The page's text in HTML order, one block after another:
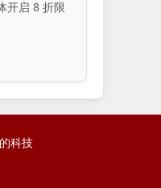
启 8 折限
科技